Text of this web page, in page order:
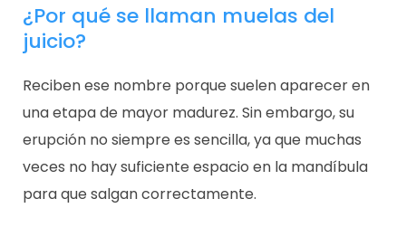
¿Por qué se llaman muelas del
juicio?
Reciben ese nombre porque suelen aparecer en
una etapa de mayor madurez. Sin embargo, su
erupción no siempre es sencilla, ya que muchas
veces no hay suficiente espacio en la mandíbula
para que salgan correctamente.